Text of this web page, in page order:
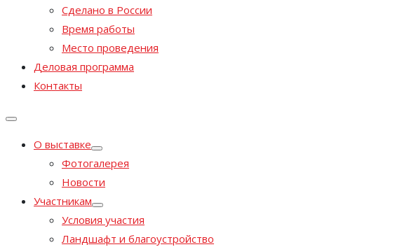
Сделано в России
Время работы
Место проведения
Деловая программа
Контакты
О выставке
Фотогалерея
Новости
Участникам
Условия участия
Ландшафт и благоустройство